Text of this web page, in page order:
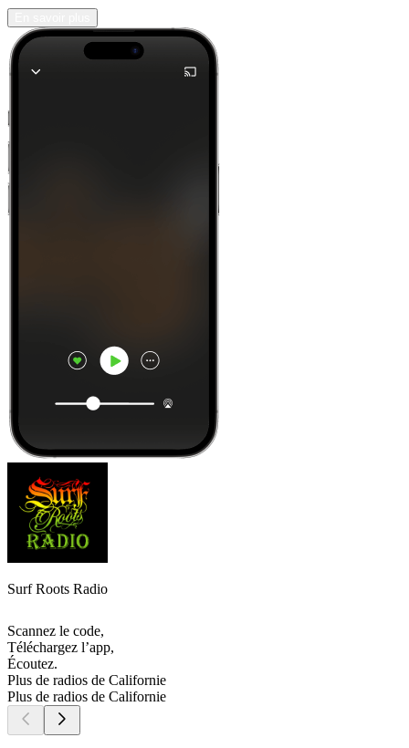
Surf Roots Radio
Scannez le code,
Téléchargez l’app,
Écoutez.
Plus de radios de Californie
Plus de radios de Californie